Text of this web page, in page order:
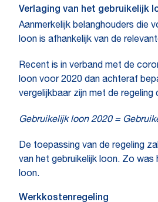
Verlaging van het gebruikelijk
Aanmerkelijk belanghouders die
loon is afhankelijk van de
Recent is in verband met de
loon voor 2020 dan achteraf
vergelijkbaar zijn met de
Gebruikelijk loon 2020 =
De toepassing van de regeling
van het gebruikelijk loon. Zo
loon.
Werkkostenregeling